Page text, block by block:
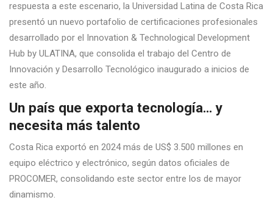
respuesta a este escenario, la Universidad Latina de Costa Rica
presentó un nuevo portafolio de certificaciones profesionales
desarrollado por el Innovation & Technological Development
Hub by ULATINA, que consolida el trabajo del Centro de
Innovación y Desarrollo Tecnológico inaugurado a inicios de
este año.
Un país que exporta tecnología… y
necesita más talento
Costa Rica exportó en 2024 más de US$ 3.500 millones en
equipo eléctrico y electrónico, según datos oficiales de
PROCOMER, consolidando este sector entre los de mayor
dinamismo.